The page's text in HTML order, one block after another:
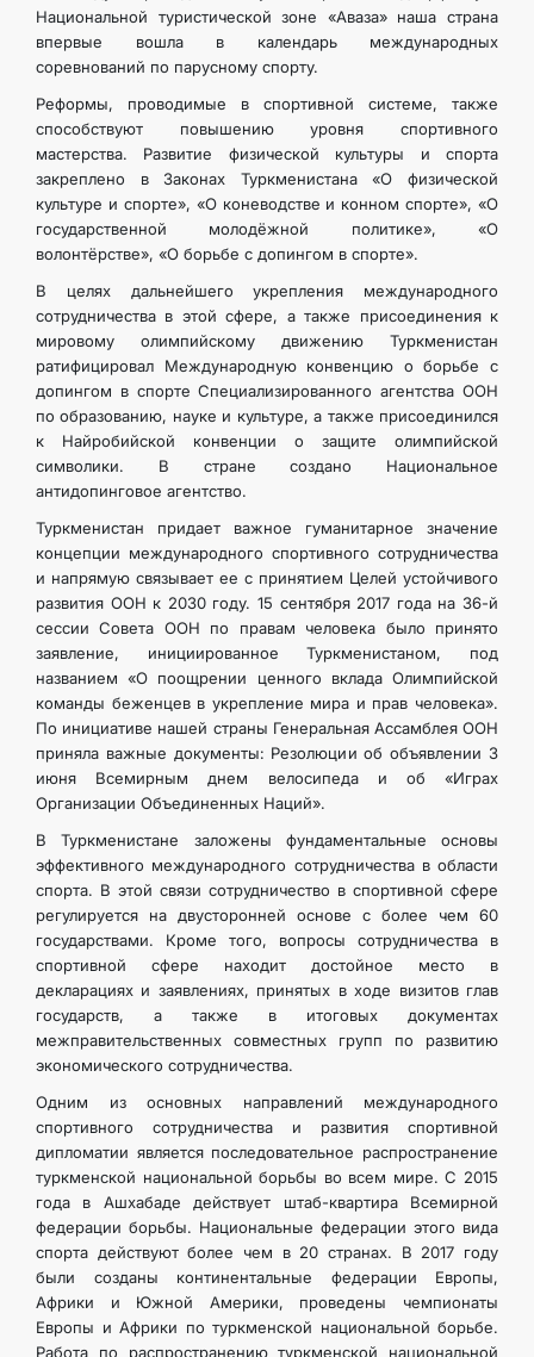
Национальной туристической зоне «Аваза» наша страна
впервые вошла в календарь международных
соревнований по парусному спорту.
Реформы, проводимые в спортивной системе, также
способствуют повышению уровня спортивного
мастерства. Развитие физической культуры и спорта
закреплено в Законах Туркменистана «О физической
культуре и спорте», «О коневодстве и конном спорте», «О
государственной молодёжной политике», «О
волонтёрстве», «О борьбе с допингом в спорте».
В целях дальнейшего укрепления международного
сотрудничества в этой сфере, а также присоединения к
мировому олимпийскому движению Туркменистан
ратифицировал Международную конвенцию о борьбе с
допингом в спорте Специализированного агентства ООН
по образованию, науке и культуре, а также присоединился
к Найробийской конвенции о защите олимпийской
символики. В стране создано Национальное
антидопинговое агентство.
Туркменистан придает важное гуманитарное значение
концепции международного спортивного сотрудничества
и напрямую связывает ее с принятием Целей устойчивого
развития ООН к 2030 году. 15 сентября 2017 года на 36-й
сессии Совета ООН по правам человека было принято
заявление, инициированное Туркменистаном, под
названием «О поощрении ценного вклада Олимпийской
команды беженцев в укрепление мира и прав человека».
По инициативе нашей страны Генеральная Ассамблея ООН
приняла важные документы: Резолюции об объявлении 3
июня Всемирным днем велосипеда и об «Играх
Организации Объединенных Наций».
В Туркменистане заложены фундаментальные основы
эффективного международного сотрудничества в области
спорта. В этой связи сотрудничество в спортивной сфере
регулируется на двусторонней основе с более чем 60
государствами. Кроме того, вопросы сотрудничества в
спортивной сфере находит достойное место в
декларациях и заявлениях, принятых в ходе визитов глав
государств, а также в итоговых документах
межправительственных совместных групп по развитию
экономического сотрудничества.
Одним из основных направлений международного
спортивного сотрудничества и развития спортивной
дипломатии является последовательное распространение
туркменской национальной борьбы во всем мире. С 2015
года в Ашхабаде действует штаб-квартира Всемирной
федерации борьбы. Национальные федерации этого вида
спорта действуют более чем в 20 странах. В 2017 году
были созданы континентальные федерации Европы,
Африки и Южной Америки, проведены чемпионаты
Европы и Африки по туркменской национальной борьбе.
Работа по распространению туркменской национальной